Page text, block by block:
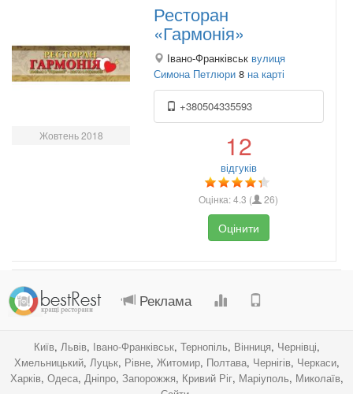
Жовтень 2018
Ресторан
«Гармонія»
Івано-Франківськ вулиця
Симона Петлюри 8 на карті
+380504335593
12
відгуків
Оцінка:4.3 ( 26)
Оцінити
Реклама
Київ, Львів, Івано-Франківськ, Тернопіль, Вінниця, Чернівці,
Хмельницький, Луцьк, Рівне, Житомир, Полтава, Чернігів, Черкаси,
Харків, Одеса, Дніпро, Запорожжя, Кривий Ріг, Маріуполь, Миколаїв,